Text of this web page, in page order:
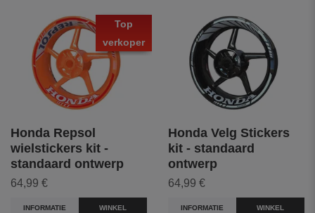
Top
verkoper
Honda Repsol
wielstickers kit -
standaard ontwerp
64,99 €
INFORMATIE WINKEL
Honda Velg Stickers
kit - standaard
ontwerp
64,99 €
INFORMATIE WINKEL